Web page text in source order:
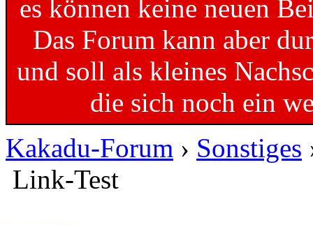
es können keine neuen
Das Forum kann aber
und soll als kleines
die sich noch ein
Kakadu-Forum › Sonstiges
Link-Test